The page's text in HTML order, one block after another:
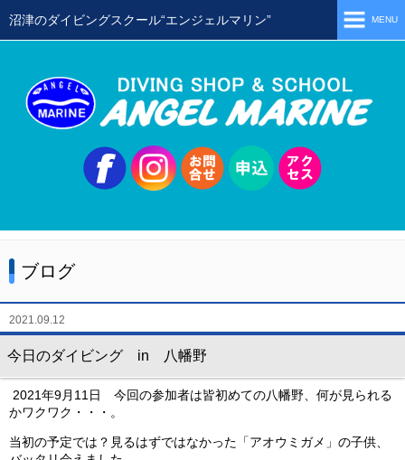
沼津のダイビングスクール“エンジェルマリン” MENU
当店の特徴
スクールメニュー
ステップアップコース
会員限定ツアー
ミニツアー
ビッグツアー
イベント
ブログ
2021.09.12
今日のダイビング in 八幡野
2021年9月11日 今回の参加者は皆初めての八幡野、何が見られる
かワクワク・・・。
当初の予定では？見るはずではなかった「アオウミガメ」の子供、